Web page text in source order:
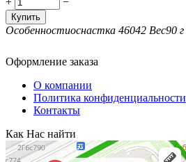
Купить
Особенностиоснастка 46042 Вес90 г
Оформление заказа
О компании
Политика конфиденциальности
Контакты
Как Нас найти